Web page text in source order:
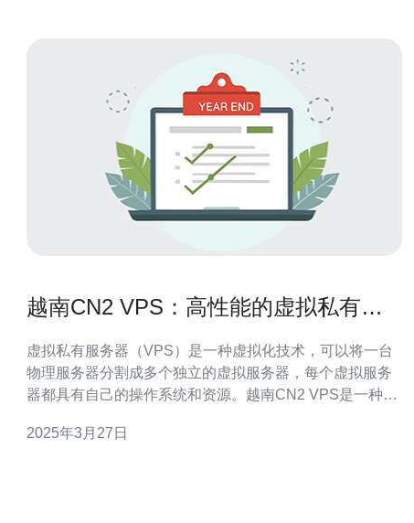
越南CN2 VPS：高性能的虚拟私有服
虚拟私有服务器（VPS）是一种虚拟化技术，可以将一台
物理服务器分割成多个独立的虚拟服务器，每个虚拟服务
器都具有自己的操作系统和资源。越南CN2 VPS是一种高
定、快速的网络连接。 越南CN2网络是指通过中国和越南
2025年3月27日